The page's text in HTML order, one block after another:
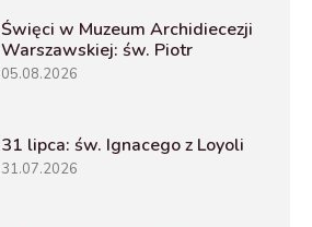
Święci w Muzeum Archidiecezji
Warszawskiej: św. Piotr
05.08.2026
31 lipca: św. Ignacego z Loyoli
31.07.2026